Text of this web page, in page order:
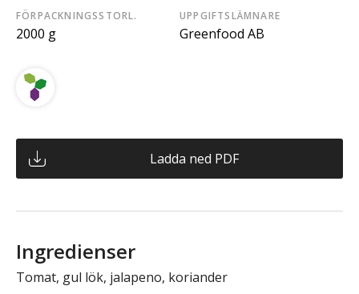
FÖRPACKNINGSSTORL.
2000 g
UPPGIFTSLÄMNARE
Greenfood AB
Ladda ned PDF
Ingredienser
Tomat, gul lök, jalapeno, koriander